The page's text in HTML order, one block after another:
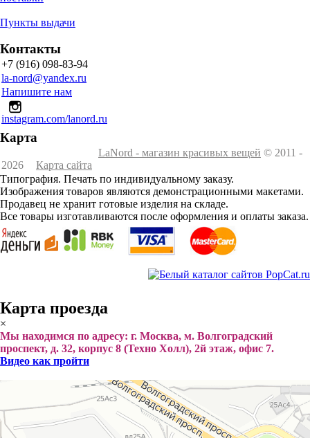
Пункты выдачи
Контакты
+7 (916) 098-83-94
la-nord@yandex.ru
Напишите нам
instagram.com/lanord.ru
Карта
LaNord - магазин красивых вещей © 2011 -
2026
Карта сайта
Типография. Печать по индивидуальному заказу.
Изображения товаров являются демонстрационными макетами.
Продавец не хранит готовые изделия на складе.
Все товары изготавливаются после оформления и оплаты заказа.
Карта проезда
×
Мы находимся по адресу: г. Москва, м. Волгоградский
проспект, д. 32, корпус 8 (Техно Холл), 2й этаж, офис 7.
Видео как пройти